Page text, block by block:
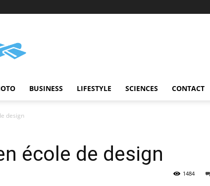
BUSINESS LIFESTYLE SCIENCES CONTACT
design
école de design
1484